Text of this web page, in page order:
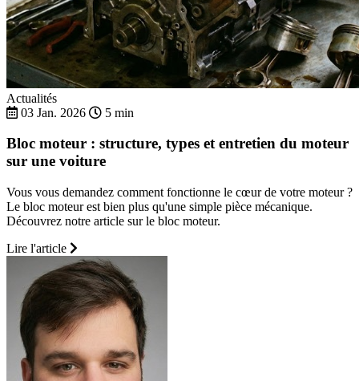
Actualités
03 Jan. 2026
5 min
Bloc moteur : structure, types et entretien du moteur
sur une voiture
Vous vous demandez comment fonctionne le cœur de votre moteur ?
Le bloc moteur est bien plus qu'une simple pièce mécanique.
Découvrez notre article sur le bloc moteur.
Lire l'article